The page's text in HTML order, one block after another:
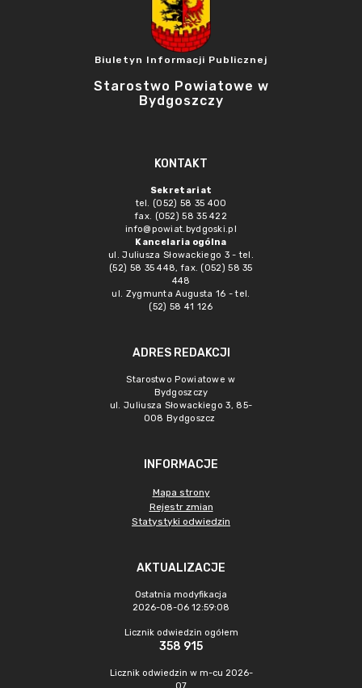
Biuletyn Informacji Publicznej
Starostwo Powiatowe w
Bydgoszczy
KONTAKT
Sekretariat
tel. (052) 58 35 400
fax. (052) 58 35 422
info@powiat.bydgoski.pl
Kancelaria ogólna
ul. Juliusza Słowackiego 3 - tel.
(52) 58 35 448, fax. (052) 58 35
448
ul. Zygmunta Augusta 16 - tel.
(52) 58 41 126
ADRES REDAKCJI
Starostwo Powiatowe w
Bydgoszczy
ul. Juliusza Słowackiego 3, 85-
008 Bydgoszcz
INFORMACJE
Mapa strony
Rejestr zmian
Statystyki odwiedzin
AKTUALIZACJE
Ostatnia modyfikacja
2026-08-06 12:59:08
Licznik odwiedzin ogółem
358 915
Licznik odwiedzin w m-cu 2026-